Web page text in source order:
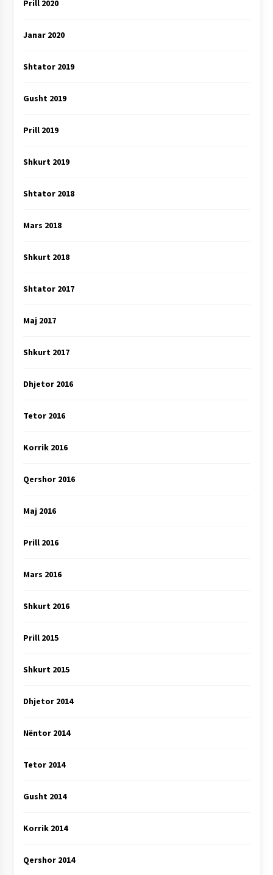
Prill 2020
Janar 2020
Shtator 2019
Gusht 2019
Prill 2019
Shkurt 2019
Shtator 2018
Mars 2018
Shkurt 2018
Shtator 2017
Maj 2017
Shkurt 2017
Dhjetor 2016
Tetor 2016
Korrik 2016
Qershor 2016
Maj 2016
Prill 2016
Mars 2016
Shkurt 2016
Prill 2015
Shkurt 2015
Dhjetor 2014
Nëntor 2014
Tetor 2014
Gusht 2014
Korrik 2014
Qershor 2014